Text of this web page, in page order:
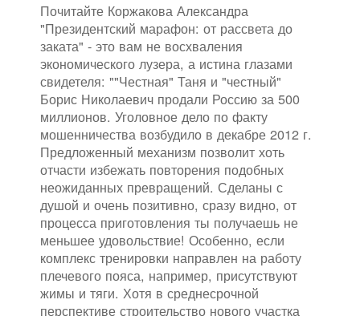
Почитайте Коржакова Александра
"Президентский марафон: от рассвета до
заката" - это вам не восхваления
экономического лузера, а истина глазами
свидетеля: ""Честная" Таня и "честный"
Борис Николаевич продали Россию за 500
миллионов. Уголовное дело по факту
мошенничества возбудило в декабре 2012 г.
Предложенный механизм позволит хоть
отчасти избежать повторения подобных
неожиданных превращений. Сделаны с
душой и очень позитивно, сразу видно, от
процесса приготовления ты получаешь не
меньшее удовольствие! Особенно, если
комплекс тренировки направлен на работу
плечевого пояса, например, присутствуют
жимы и тяги. Хотя в среднесрочной
перспективе строительство нового участка